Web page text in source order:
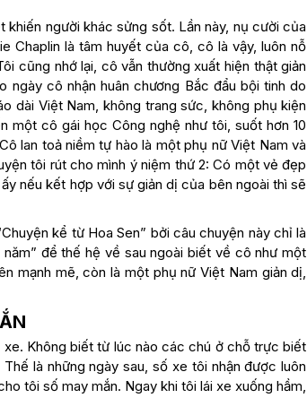
người khác sửng sốt. Lần này, nụ cười của
Chaplin là tâm huyết của cô, cô là vậy, luôn nỗ
cũng nhớ lại, cô vẫn thường xuất hiện thật giản
ngày cô nhận huân chương Bắc đẩu bội tinh do
dài Việt Nam, không trang sức, không phụ kiện
một cô gái học Công nghệ như tôi, suốt hơn 10
lan toả niềm tự hào là một phụ nữ Việt Nam và
tôi rút cho mình ý niệm thứ 2: Có một vẻ đẹp
nếu kết hợp với sự giản dị của bên ngoài thì sẽ
kể từ Hoa Sen” bởi câu chuyện này chỉ là
để thế hệ về sau ngoài biết về cô như một
mạnh mẽ, còn là một phụ nữ Việt Nam giản dị,
Không biết từ lúc nào các chú ở chỗ trực biết
là những ngày sau, số xe tôi nhận được luôn
tôi số may mắn. Ngay khi tôi lái xe xuống hầm,